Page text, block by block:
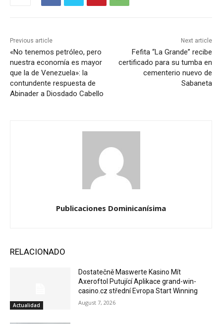
Previous article
«No tenemos petróleo, pero
nuestra economía es mayor
que la de Venezuela»: la
contundente respuesta de
Abinader a Diosdado Cabello
Next article
Fefita “La Grande” recibe
certificado para su tumba en
cementerio nuevo de
Sabaneta
Publicaciones Dominicanísima
RELACIONADO
Actualidad
Dostatečně Maswerte Kasino Mít
Axeroftol Putující Aplikace grand-win-
casino.cz střední Evropa Start Winning
August 7, 2026